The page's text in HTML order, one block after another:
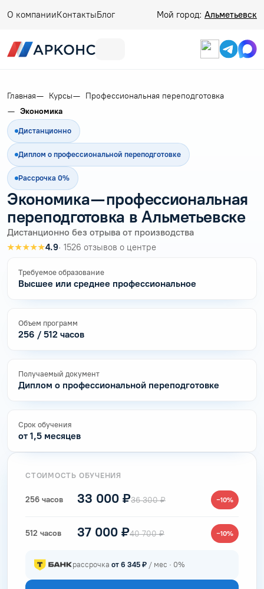
О компанииКонтактыБлог Мой город: Альметьевск
Главная Курсы
Профессиональная переподготовка
Экономика
Дистанционно
Диплом о профессиональной переподготовке
Рассрочка 0%
Экономика — профессиональная
переподготовка в Альметьевске
Дистанционно без отрыва от производства
★★★★★4.9· 1526 отзывов о центре
Требуемое образование
Высшее или среднее профессиональное
Объем программ
256 / 512 часов
Получаемый документ
Диплом о профессиональной переподготовке
Срок обучения
от 1,5 месяцев
СТОИМОСТЬ ОБУЧЕНИЯ
256 часов 33 000 ₽36 300 ₽ −10%
512 часов 37 000 ₽40 700 ₽ −10%
рассрочка от 6 345 ₽ / мес · 0%